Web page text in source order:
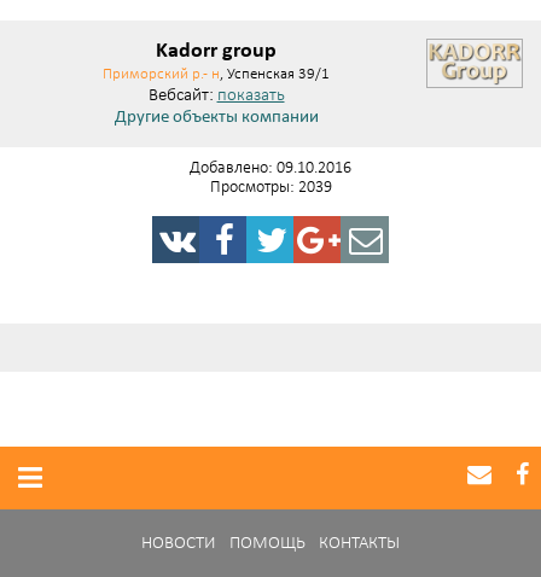
Kadorr group
Приморский р.- н, Успенская 39/1
Вебсайт: показать
Другие объекты компании
Добавлено: 09.10.2016
Просмотры: 2039
НОВОСТИ ПОМОЩЬ КОНТАКТЫ